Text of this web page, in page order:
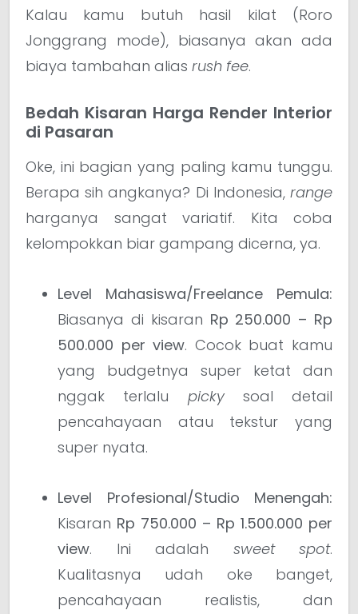
Kalau kamu butuh hasil kilat (Roro
Jonggrang mode), biasanya akan ada
biaya tambahan alias rush fee.
Bedah Kisaran Harga Render Interior
di Pasaran
Oke, ini bagian yang paling kamu tunggu.
Berapa sih angkanya? Di Indonesia, range
harganya sangat variatif. Kita coba
kelompokkan biar gampang dicerna, ya.
Level Mahasiswa/Freelance Pemula:
Biasanya di kisaran Rp 250.000 – Rp
500.000 per view. Cocok buat kamu
yang budgetnya super ketat dan
nggak terlalu pickysoal detail
pencahayaan atau tekstur yang
super nyata.
Level Profesional/Studio Menengah:
Kisaran Rp 750.000 – Rp 1.500.000 per
view. Ini adalah sweet spot.
Kualitasnya udah oke banget,
pencahayaan realistis, dan